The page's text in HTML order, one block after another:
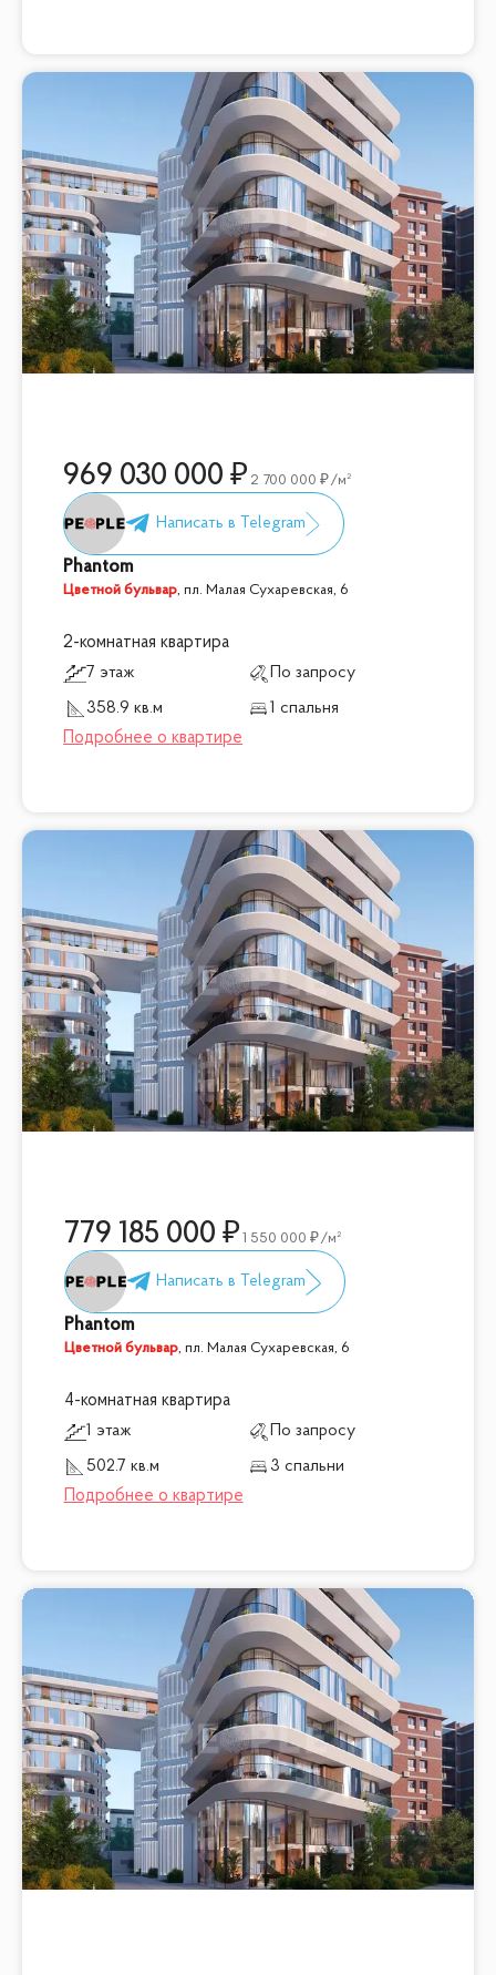
969 030 000 2 700 000 /м²
Phantom
Цветной бульвар,пл. Малая Сухаревская, 6
2-комнатная квартира
7 этаж
По запросу
358.9 кв.м
1 спальня
779 185 000 1 550 000 /м²
Phantom
Цветной бульвар, пл. Малая Сухаревская, 6
4-комнатная квартира
1 этаж
По запросу
502.7 кв.м
3 спальни